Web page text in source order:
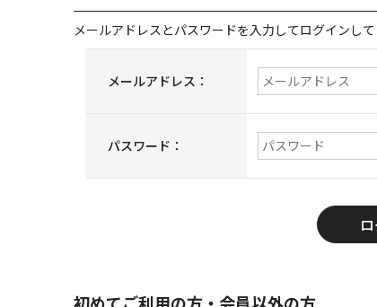
メールアドレスとパスワードを入力してログインして
メールアドレス：
パスワード：